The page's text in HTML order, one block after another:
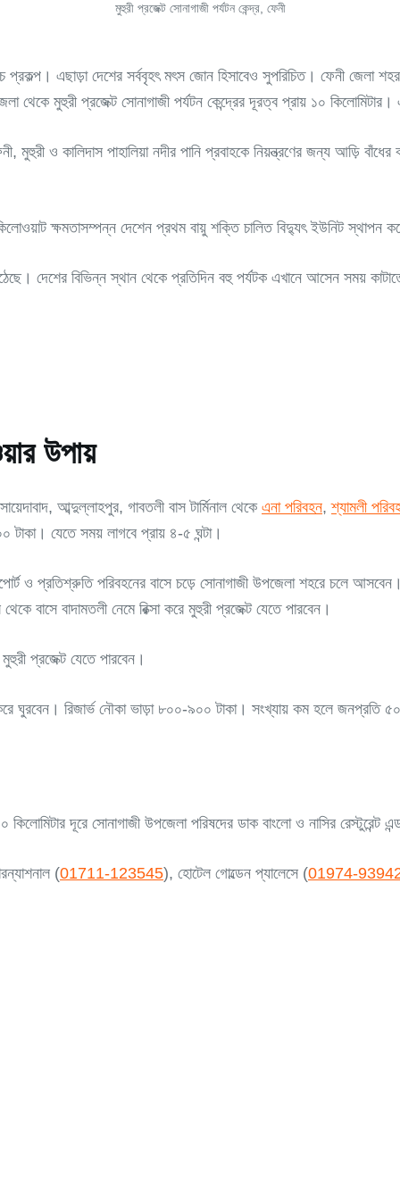
মুহুরী প্রজেক্ট সোনাগাজী পর্যটন কেন্দ্র, ফেনী
প্রকল্প। এছাড়া দেশের সর্ববৃহৎ মৎস জোন হিসাবেও সুপরিচিত। ফেনী জেলা
থেকে মুহুরী প্রজেক্ট সোনাগাজী পর্যটন কেন্দ্রের দূরত্ব প্রায় ১০
ও কালিদাস পাহালিয়া নদীর পানি প্রবাহকে নিয়ন্ত্রণের জন্য আড়ি
ক্ষমতাসম্পন্ন দেশেন প্রথম বায়ু শক্তি চালিত বিদ্যুৎ ইউনিট স্থাপন
দেশের বিভিন্ন স্থান থেকে প্রতিদিন বহু পর্যটক এখানে আসেন সময়
উপায়
আব্দুল্লাহপুর, গাবতলী বাস টার্মিনাল থেকে এনা পরিবহন,শ্যামলী
যেতে সময় লাগবে প্রায় ৪-৫ ঘন্টা।
ও প্রতিশ্রুতি পরিবহনের বাসে চড়ে সোনাগাজী উপজেলা শহরে চলে
বাসে বাদামতলী নেমে রিক্সা করে মুহুরী প্রজেক্ট যেতে পারবেন।
প্রজেক্ট যেতে পারবেন।
ঘুরবেন। রিজার্ভ নৌকা ভাড়া ৮০০-৯০০ টাকা। সংখ্যায় কম হলে জনপ্রতি
দূরে সোনাগাজী উপজেলা পরিষদের ডাক বাংলো ও নাসির রেস্টুরেন্ট
(01711-123545), হোটেল গোল্ডেন প্যালেসে (01974-